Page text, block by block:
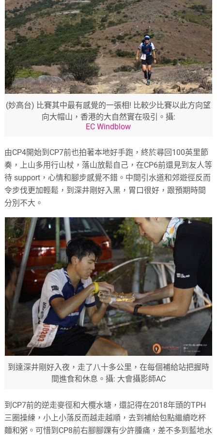
(妙高台) 比賽其中最有感覺的一張相! 比較少比賽以此方向望
向大帽山，香港的大自然實在吸引。攝:
EC Windblow
由CP4開始到CP7前也拍著本地好手跑，終於尋回100英里節
奏，上山多用行山杖，落山放鬆自己，在CP6前還見到友人等
待 support，心情和腳步感覺不錯。中間引水道和郊遊徑反而
令步伐更加輕鬆，到深井剛好入黑，胃口很好，跟預期時間
分別不大。
到達深井剛好入夜，走了八十多公里，在每個補給站把握時
間進食和休息。攝: 大會攝影師AC
到CP7前的逆走麥徑和大欖水塘，還記得在2018年頭的TPH
三圈操練，小上小落反而越走越順，去到補給包點繼續吃杯
麵和粥。可惜到CP8前右腳腳踝有少許腫痛，差不多到藍地水